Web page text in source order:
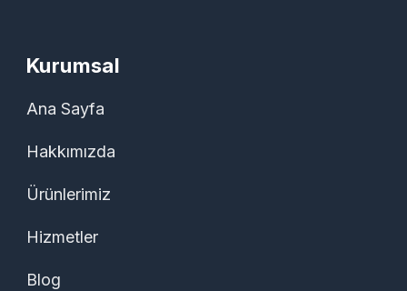
Kurumsal
Ana Sayfa
Hakkımızda
Ürünlerimiz
Hizmetler
Blog